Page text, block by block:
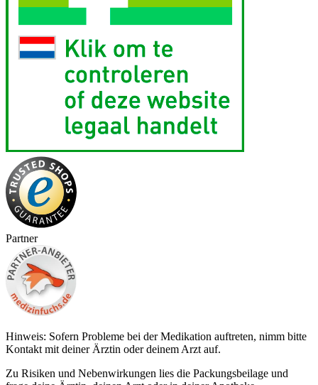
Partner
Hinweis: Sofern Probleme bei der Medikation auftreten, nimm bitte
Kontakt mit deiner Ärztin oder deinem Arzt auf.
Zu Risiken und Nebenwirkungen lies die Packungsbeilage und